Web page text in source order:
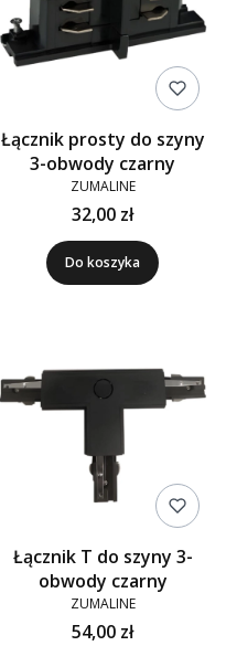
Łącznik prosty do szyny
3-obwody czarny
ZUMALINE
32,00 zł
Do koszyka
Łącznik T do szyny 3-
obwody czarny
ZUMALINE
54,00 zł